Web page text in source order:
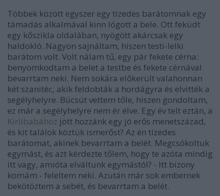
Többek között egyszer egy tizedes barátomnak egy
támadás alkalmával kinn lógott a bele. Ott feküdt
egy kőszikla oldalában, nyögött akárcsak egy
haldokló. Nagyon sajnáltam, hiszen testi-lelki
barátom volt. Volt nálam tű, egy pár fekete cérna:
benyomkodtam a belet a testbe és fekete cérnával
bevarrtam neki. Nem sokára előkerült valahonnan
két szanitéc, akik feldobták a hordágyra és elvitték a
segélyhelyre. Búcsút vettem tőle, hiszen gondoltam,
ez már a segélyhelyre nem ér élve. Egy év telt eztán, a
Kirlibabához jött hozzánk egy jó erős menetszázad,
és kit találok köztük ismerőst? Az én tizedes
barátomat, akinek bevarrtam a belét. Megcsókoltuk
egymást, és azt kérdezte tőlem, hogy te azóta mindig
itt vagy, amióta elváltunk egymástól? - Itt bizony
komám - feleltem neki. Azután már sok embernek
bekötöztem a sebét, és bevarrtam a belét.